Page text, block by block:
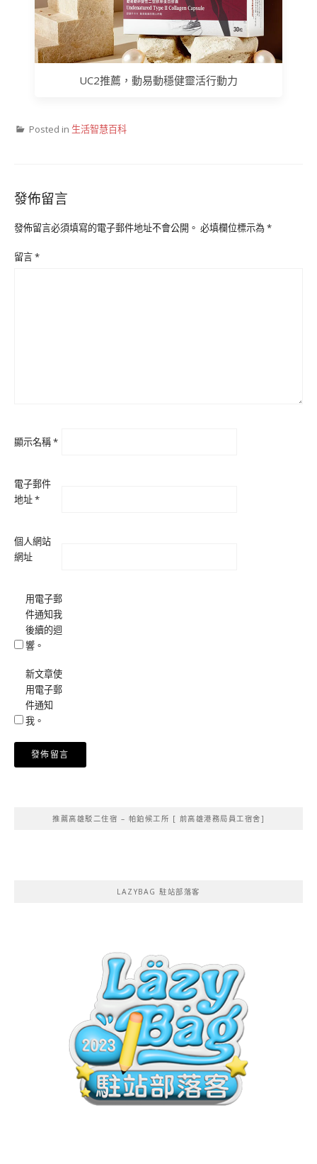
UC2推薦，動易動穩健靈活行動力
Posted in 生活智慧百科
發佈留言
發佈留言必須填寫的電子郵件地址不會公開。 必填欄位標示為*
留言*
顯示名稱*
電子郵件
地址*
個人網站
網址
用電子郵
件通知我
後續的迴
響。
新文章使
用電子郵
件通知
我。
推薦高雄駁二住宿 – 帕鉑候工所 [ 前高雄港務局員工宿舍]
LAZYBAG 駐站部落客